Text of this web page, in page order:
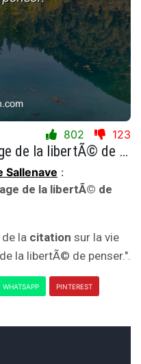
802 123
Le roman est l'apprentissage de la libertÃ© de penser.
Sallenave :
de la libertÃ© de
la citation sur la vie
la libertÃ© de penser.".
WHATSAPP PINTEREST